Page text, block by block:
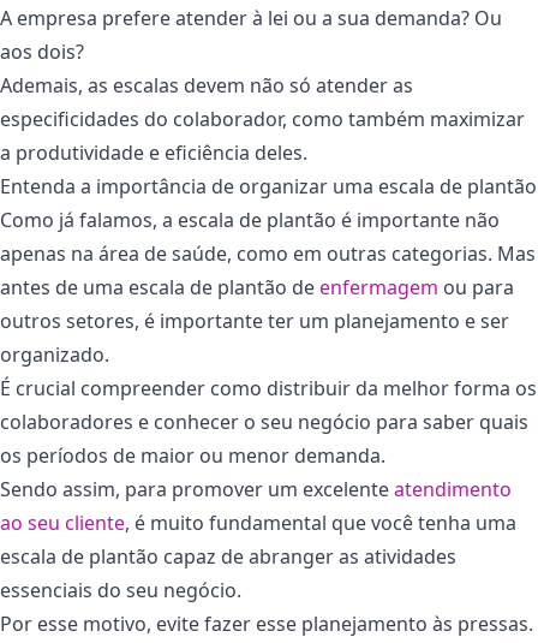
A empresa prefere atender à lei ou a sua demanda? Ou
aos dois?
Ademais, as escalas devem não só atender as
especificidades do colaborador, como também maximizar
a produtividade e eficiência deles.
Entenda a importância de organizar uma escala de plantão
Como já falamos, a escala de plantão é importante não
apenas na área de saúde, como em outras categorias. Mas
antes de uma escala de plantão deenfermagem ou para
outros setores, é importante ter um planejamento e ser
organizado.
É crucial compreender como distribuir da melhor forma os
colaboradores e conhecer o seu negócio para saber quais
os períodos de maior ou menor demanda.
Sendo assim, para promover um excelenteatendimento
ao seu cliente, é muito fundamental que você tenha uma
escala de plantão capaz de abranger as atividades
essenciais do seu negócio.
Por esse motivo, evite fazer esse planejamento às pressas.